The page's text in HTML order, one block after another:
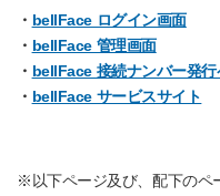
・ bellFace ログイン画面
・ bellFace 管理画面
・ bellFace 接続ナンバー発行
・ bellFace サービスサイト
※以下ページ及び、配下のペ